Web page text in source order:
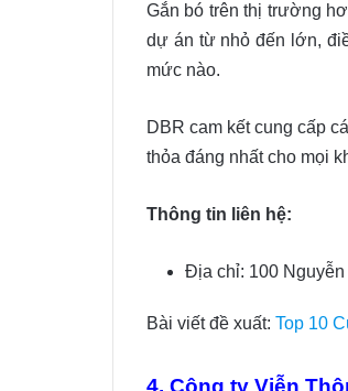
Gắn bó trên thị trường
dự án từ nhỏ đến lớn,
mức nào.
DBR cam kết cung cấp
thỏa đáng nhất cho mọi
Thông tin liên hệ:
Địa chỉ: 100
Bài viết đề xuất: Top 10